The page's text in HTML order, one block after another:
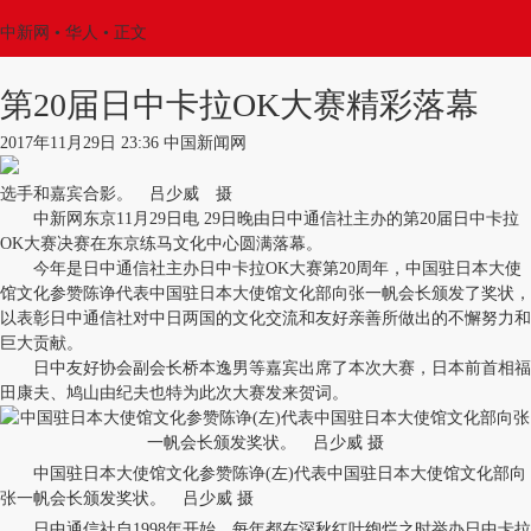
中新网 • 华人 • 正文
第20届日中卡拉OK大赛精彩落幕
2017年11月29日 23:36 中国新闻网
选手和嘉宾合影。 吕少威 摄
中新网东京11月29日电 29日晚由日中通信社主办的第20届日中卡拉
OK大赛决赛在东京练马文化中心圆满落幕。
今年是日中通信社主办日中卡拉OK大赛第20周年，中国驻日本大使
馆文化参赞陈诤代表中国驻日本大使馆文化部向张一帆会长颁发了奖状，
以表彰日中通信社对中日两国的文化交流和友好亲善所做出的不懈努力和
巨大贡献。
日中友好协会副会长桥本逸男等嘉宾出席了本次大赛，日本前首相福
田康夫、鸠山由纪夫也特为此次大赛发来贺词。
中国驻日本大使馆文化参赞陈诤(左)代表中国驻日本大使馆文化部向
张一帆会长颁发奖状。 吕少威 摄